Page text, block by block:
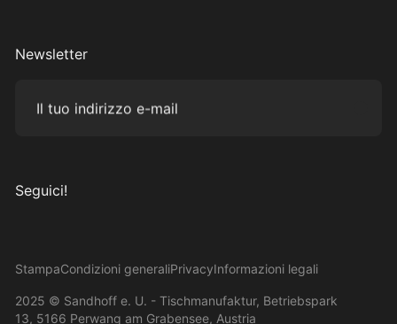
Newsletter
Il tuo indirizzo e-mail
Seguici!
StampaCondizioni generaliPrivacyInformazioni legali
2025 © Sandhoff e. U. - Tischmanufaktur, Betriebspark
13, 5166 Perwang am Grabensee, Austria